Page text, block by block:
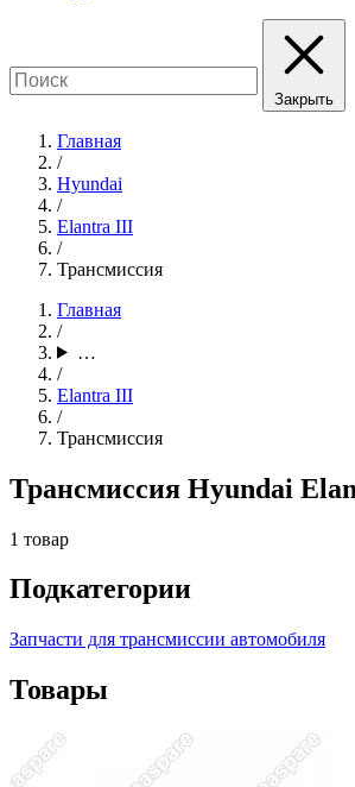
Закрыть
Главная
/
Hyundai
/
Elantra III
/
Трансмиссия
Главная
/
…
/
Elantra III
/
Трансмиссия
Трансмиссия Hyundai
1 товар
Подкатегории
Запчасти для трансмиссии автомобиля
Товары